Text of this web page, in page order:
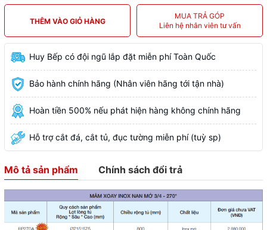
THÊM VÀO GIỎ HÀNG
MUA TRẢ GÓP
Liên hệ nhân viên tư vấn
Huy Bếp có đội ngũ lắp đặt miễn phí Toàn Quốc
Bảo hành chính hãng (Nhân viên hãng tới tận nhà)
Hoàn tiền 500% nếu phát hiện hàng không chính hãng
Hỗ trợ cắt đá, cắt tủ, đục tường miễn phí (tuỳ sp)
Mô tả sản phẩm Chính sách đổi trả